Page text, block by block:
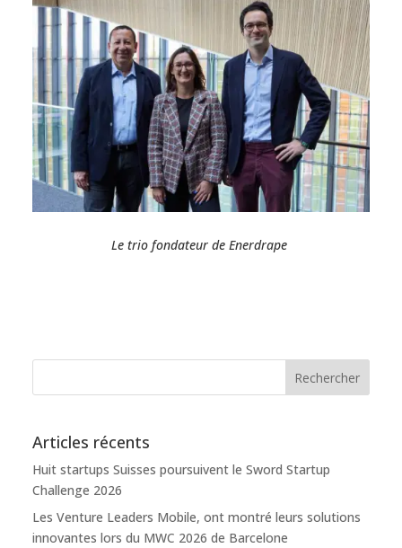
Le trio fondateur de Enerdrape
Articles récents
Huit startups Suisses poursuivent le Sword Startup
Challenge 2026
Les Venture Leaders Mobile, ont montré leurs solutions
innovantes lors du MWC 2026 de Barcelone